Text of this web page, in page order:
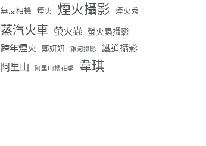
無反相機 煙火 煙火攝影 煙火秀
蒸汽火車 螢火蟲 螢火蟲攝影
跨年煙火 鄭妍妍 銀河攝影 鐵道攝影
阿里山 阿里山櫻花季 韋琪